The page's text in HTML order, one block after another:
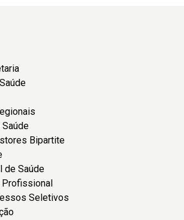
Bipartite
de Saúde
Profissional
Seletivos